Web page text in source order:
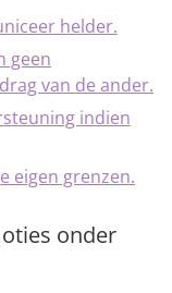
helder.
geen
van de ander.
indien
eigen grenzen.
onder